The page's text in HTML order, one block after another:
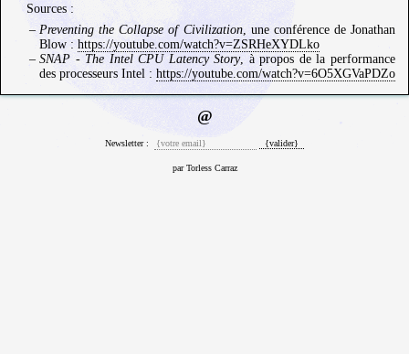
Sources :
Preventing the Collapse of Civilization, une conférence de Jonathan
Blow : https://youtube.com/watch?v=ZSRHeXYDLko
SNAP - The Intel CPU Latency Story, à propos de la performance
des processeurs Intel : https://youtube.com/watch?v=6O5XGVaPDZo
par Torless Carraz
Newsletter :
@